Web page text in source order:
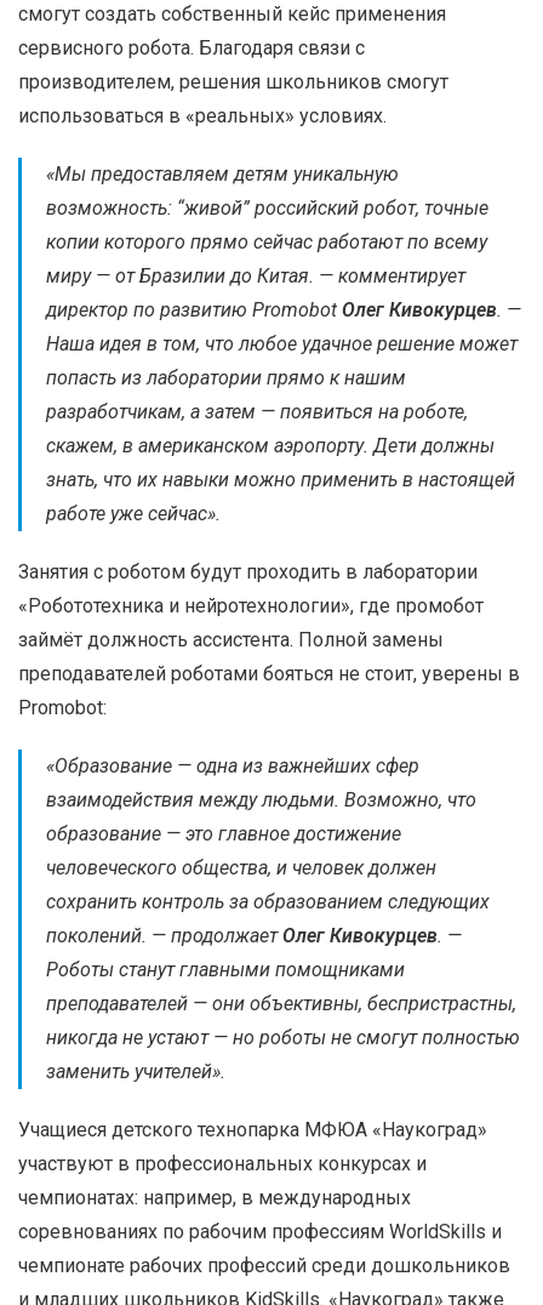
смогут создать собственный кейс применения
сервисного робота. Благодаря связи с
производителем, решения школьников смогут
использоваться в «реальных» условиях.
«Мы предоставляем детям уникальную
возможность: “живой” российский робот, точные
копии которого прямо сейчас работают по всему
миру — от Бразилии до Китая. — комментирует
директор по развитию Promobot Олег Кивокурцев. —
Наша идея в том, что любое удачное решение может
попасть из лаборатории прямо к нашим
разработчикам, а затем — появиться на роботе,
скажем, в американском аэропорту. Дети должны
знать, что их навыки можно применить в настоящей
работе уже сейчас».
Занятия с роботом будут проходить в лаборатории
«Робототехника и нейротехнологии», где промобот
займёт должность ассистента. Полной замены
преподавателей роботами бояться не стоит, уверены в
Promobot:
«Образование — одна из важнейших сфер
взаимодействия между людьми. Возможно, что
образование — это главное достижение
человеческого общества, и человек должен
сохранить контроль за образованием следующих
поколений. — продолжаетОлег Кивокурцев. —
Роботы станут главными помощниками
преподавателей — они объективны, беспристрастны,
никогда не устают — но роботы не смогут полностью
заменить учителей».
Учащиеся детского технопарка МФЮА «Наукоград»
участвуют в профессиональных конкурсах и
чемпионатах: например, в международных
соревнованиях по рабочим профессиям WorldSkills и
чемпионате рабочих профессий среди дошкольников
и младших школьников KidSkills. «Наукоград» также